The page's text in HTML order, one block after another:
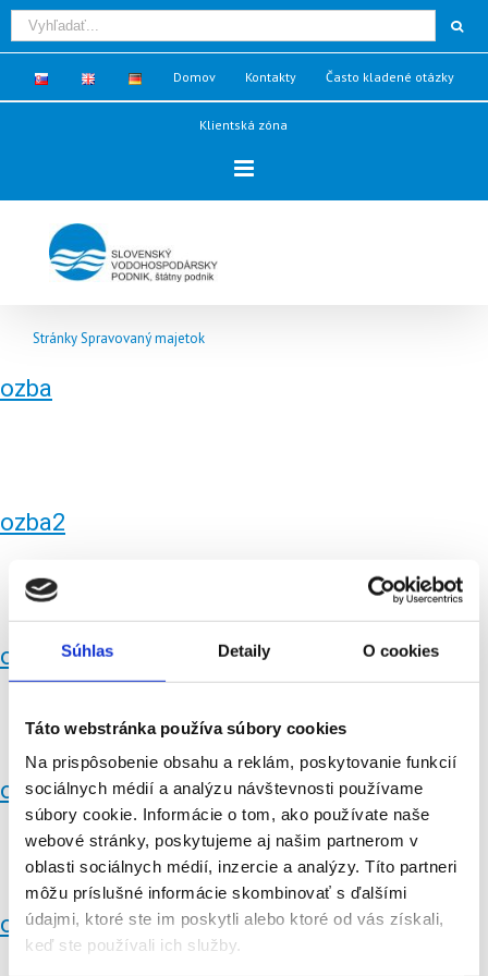
Súhlas Detaily O cookies
Táto webstránka používa súbory cookies
Na prispôsobenie obsahu a reklám, poskytovanie funkcií
sociálnych médií a analýzu návštevnosti používame
súbory cookie. Informácie o tom, ako používate naše
webové stránky, poskytujeme aj našim partnerom v
oblasti sociálnych médií, inzercie a analýzy. Títo partneri
môžu príslušné informácie skombinovať s ďalšími
údajmi, ktoré ste im poskytli alebo ktoré od vás získali,
keď ste používali ich služby.
Domov Kontakty Často kladené otázky
Klientská zóna
Stránky Spravovaný majetok
ozba
ozba2
ozpn
ozpn2
ozbb